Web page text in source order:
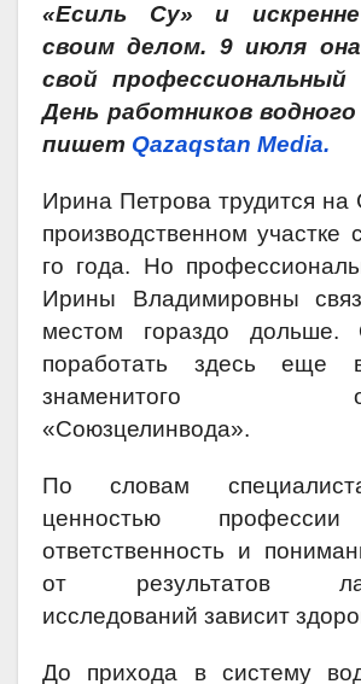
«Есиль Су» и
своим делом. 9 июля
свой профессиональный
День работников
пишет Qazaqstan Media.
Ирина Петрова трудится на
производственном участке
го года. Но
Ирины Владимировны
местом гораздо дольше.
поработать здесь еще
знаменитого
«Союзцелинвода».
По словам
ценностью
ответственность и
от результатов
исследований зависит
До прихода в систему